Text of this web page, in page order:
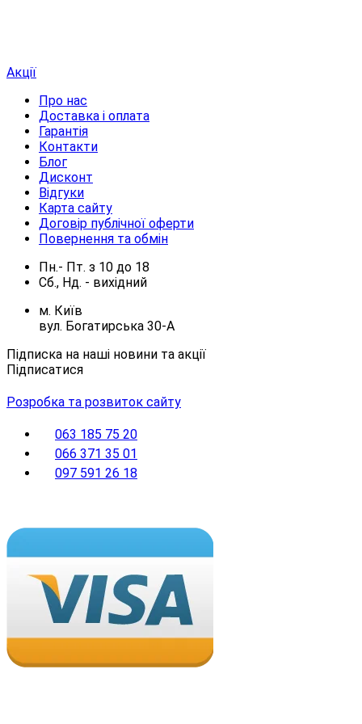
Акції
Про нас
Доставка і оплата
Гарантія
Контакти
Блог
Дисконт
Відгуки
Карта сайту
Договір публічної оферти
Повернення та обмін
Пн.- Пт. з 10 до 18
Сб., Нд. - вихідний
м. Київ
вул. Богатирська 30-А
Підписка на наші новини та акції
Підписатися
Розробка та розвиток сайту
063 185 75 20
066 371 35 01
097 591 26 18